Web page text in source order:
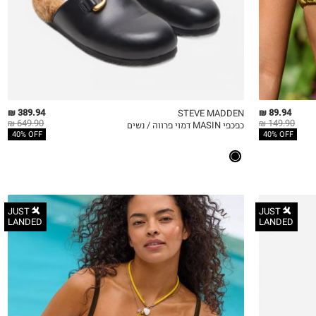
89.94 ₪
149.90 ₪
40% OFF
MY LIST
389.94 ₪
649.90 ₪
40% OFF
STEVE MADDEN
כפכפי MASIN דמוי פרווה / נשים
JUST
LANDED
JUST
LANDED